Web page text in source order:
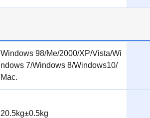
Windows 98/Me/2000/XP/Vista/Wi
ndows 7/Windows 8/Windows10/
Mac.
20.5kg±0.5kg